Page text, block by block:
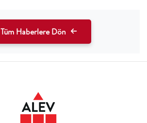
Tüm Haberlere Dön